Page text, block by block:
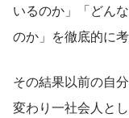
いるのか」「どん
のか」を徹底的に
その結果以前の自
変わり一社会人と